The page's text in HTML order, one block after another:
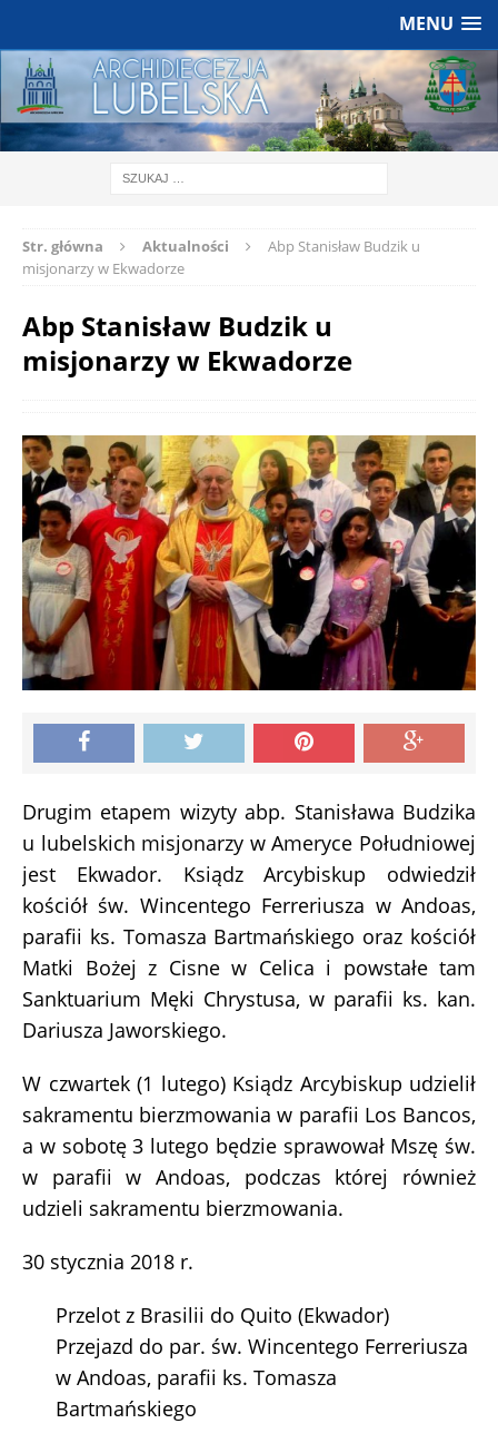
MENU
Str. główna Aktualności
Abp Stanisław Budzik u
misjonarzy w Ekwadorze
Abp Stanisław Budzik u
misjonarzy w Ekwadorze
Drugim etapem wizyty abp. Stanisława Budzika
u lubelskich misjonarzy w Ameryce Południowej
jest Ekwador. Ksiądz Arcybiskup odwiedził
kościół św. Wincentego Ferreriusza w Andoas,
parafii ks. Tomasza Bartmańskiego oraz kościół
Matki Bożej z Cisne w Celica i powstałe tam
Sanktuarium Męki Chrystusa, w parafii ks. kan.
Dariusza Jaworskiego.
W czwartek (1 lutego) Ksiądz Arcybiskup udzielił
sakramentu bierzmowania w parafii Los Bancos,
a w sobotę 3 lutego będzie sprawował Mszę św.
w parafii w Andoas, podczas której również
udzieli sakramentu bierzmowania.
30 stycznia 2018 r.
Przelot z Brasilii do Quito (Ekwador)
Przejazd do par. św. Wincentego Ferreriusza
w Andoas, parafii ks. Tomasza
Bartmańskiego